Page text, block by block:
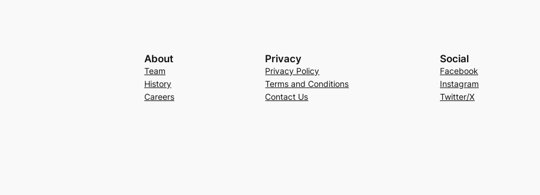
About
Team
History
Careers
Privacy
Privacy Policy
Terms and Conditions
Contact Us
Social
Facebook
Instagram
Twitter/X